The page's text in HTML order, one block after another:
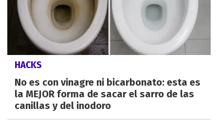
HACKS
No es con vinagre ni bicarbonato: esta es
la MEJOR forma de sacar el sarro de las
canillas y del inodoro